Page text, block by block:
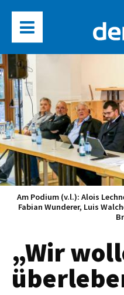
Am Podium (v.l.): Alois
Fabian Wunderer, Luis
„Wir